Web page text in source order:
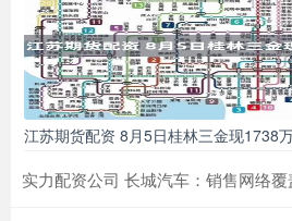
江苏期货配资 8月5日桂林三金现1738
实力配资公司 长城汽车：销售网络